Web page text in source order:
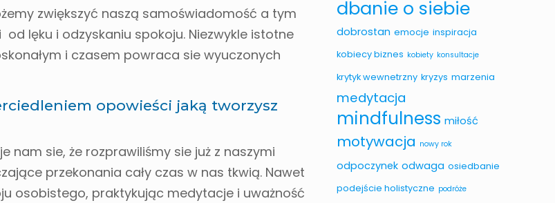
zwiększyć naszą samoświadomość a tym
lęku i odzyskaniu spokoju. Niezwykle istotne
i czasem powraca sie wyuczonych
opowieści jaką tworzysz
nam sie, że rozprawiliśmy sie już z naszymi
przekonania cały czas w nas tkwią. Nawet
osobistego, praktykując medytacje i uważność
dbanie o siebie
dobrostan emocje inspiracja
kobiecy biznes kobiety konsultacje
krytyk wewnetrzny kryzys marzenia
medytacja
mindfulness miłość
motywacja nowy rok
odpoczynek odwaga osiedbanie
podejście holistyczne podróże